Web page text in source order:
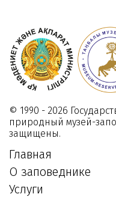
© 1990 - 2026
природный музей-
защищены.
Главная
О заповеднике
Услуги